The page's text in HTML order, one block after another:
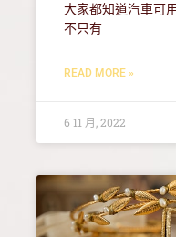
大家都知道汽車可
不只有
READ MORE »
6 11 月, 2022